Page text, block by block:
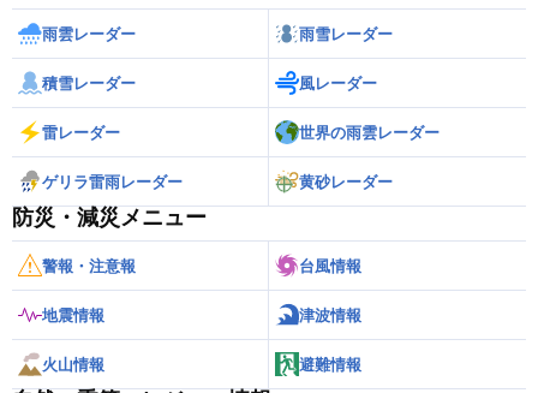
雨雲レーダー 雨雪レーダー
積雪レーダー 風レーダー
雷レーダー 世界の雨雲レーダー
ゲリラ雷雨レーダー 黄砂レーダー
防災・減災メニュー
警報・注意報 台風情報
地震情報 津波情報
火山情報 避難情報